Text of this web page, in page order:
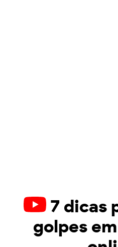
7 dicas
golpes